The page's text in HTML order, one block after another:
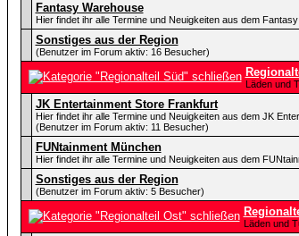
Fantasy Warehouse
Hier findet ihr alle Termine und Neuigkeiten aus dem
Sonstiges aus der Region
(Benutzer im Forum aktiv: 16 Besucher)
Läden und
JK Entertainment Store Frankfurt
Hier findet ihr alle Termine und Neuigkeiten aus dem JK
(Benutzer im Forum aktiv: 11 Besucher)
FUNtainment München
Hier findet ihr alle Termine und Neuigkeiten aus dem
Sonstiges aus der Region
(Benutzer im Forum aktiv: 5 Besucher)
Läden und